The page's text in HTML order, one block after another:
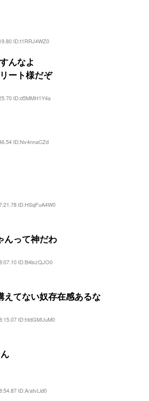
ID:t1RRJ4WZ0
んなよ
ート様だぞ
ID:d5MMH1Y4a
ID:Nv4nnaCZd
ID:HSqFuA4W0
んって神だわ
ID:B4lszQJO0
えてない奴存在感あるな
ID:htdGMUuM0
ID:A/atvLid0